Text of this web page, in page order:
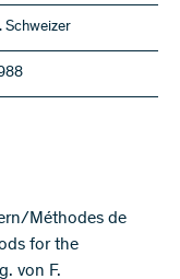
Schweizer
Méthodes de
for the
von F.